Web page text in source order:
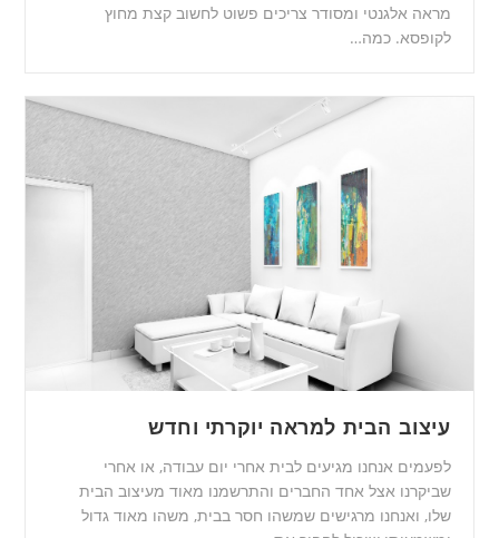
מראה אלגנטי ומסודר צריכים פשוט לחשוב קצת מחוץ
לקופסא. כמה…
עיצוב הבית למראה יוקרתי וחדש
לפעמים אנחנו מגיעים לבית אחרי יום עבודה, או אחרי
שביקרנו אצל אחד החברים והתרשמנו מאוד מעיצוב הבית
שלו, ואנחנו מרגישים שמשהו חסר בבית, משהו מאוד גדול